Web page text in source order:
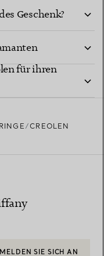
Geschenk?
Größen,
für ihren
CREOLEN
MELDEN SIE SICH AN